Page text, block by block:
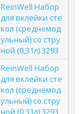
ReinWell Набор
для вклейки сте
кол (среднемод
ульный) со стру
ной (0,31л) 3293
ReinWell Набор
для вклейки сте
кол (среднемод
ульный) со стру